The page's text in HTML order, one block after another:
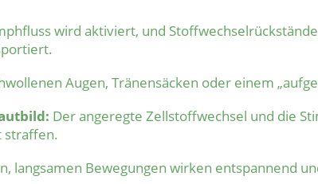
wird aktiviert, und
Augen, Tränensäcken oder einem
Der angeregte Zellstoffwechsel und die
straffen.
langsamen Bewegungen wirken entspannend